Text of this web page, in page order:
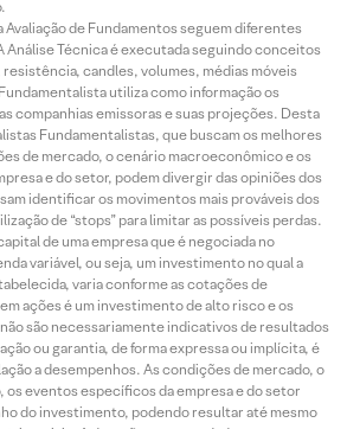
Avaliação de Fundamentos seguem diferentes
Análise Técnica é executada seguindo conceitos
candles, volumes, médias móveis
utiliza como informação os
companhias emissoras e suas projeções. Desta
Fundamentalistas, que buscam os melhores
de mercado, o cenário macroeconômico e os
e do setor, podem divergir das opiniões dos
identificar os movimentos mais prováveis dos
de “stops” para limitar as possíveis perdas.
de uma empresa que é negociada no
variável, ou seja, um investimento no qual a
varia conforme as cotações de
ações é um investimento de alto risco e os
são necessariamente indicativos de resultados
ou garantia, de forma expressa ou implícita, é
a desempenhos. As condições de mercado, o
eventos específicos da empresa e do setor
do investimento, podendo resultar até mesmo